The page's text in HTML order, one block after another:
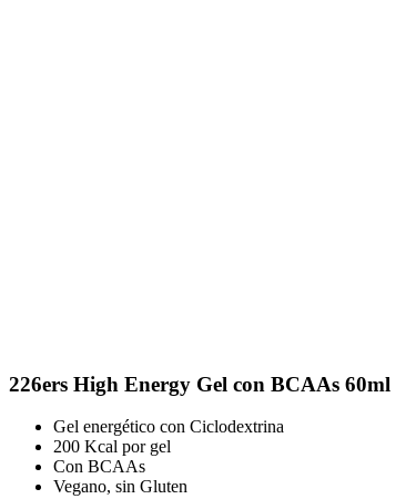
226ers High Energy Gel con BCAAs 60ml
Gel energético con Ciclodextrina
200 Kcal por gel
Con BCAAs
Vegano, sin Gluten